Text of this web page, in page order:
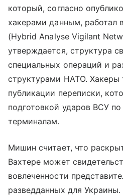
который, согласно
хакерами данным, работал
(Hybrid Analyse Vigilant
утверждается, структура
специальных операций и
структурами НАТО. Хакеры
публикации переписки,
подготовкой ударов ВСУ
терминалам.
Мишин считает, что
Вахтере может
вовлеченности
разведданных для Украины.